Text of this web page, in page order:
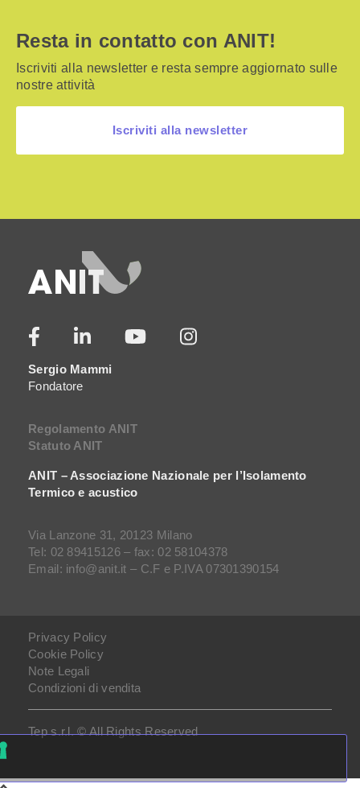
Resta in contatto con ANIT!
Iscriviti alla newsletter e resta sempre aggiornato sulle
nostre attività
Iscriviti alla newsletter
Sergio Mammi
Fondatore
Regolamento ANIT
Statuto ANIT
ANIT – Associazione Nazionale per l’Isolamento
Termico e acustico
Via Lanzone 31, 20123 Milano
Tel: 02 89415126 – fax: 02 58104378
Email: info@anit.it – C.F e P.IVA 07301390154
Tep s.r.l. © All Rights Reserved
Privacy Policy
Cookie Policy
Note Legali
Condizioni di vendita